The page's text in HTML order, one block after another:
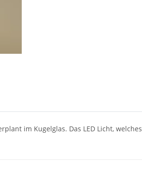
im Kugelglas. Das LED Licht,